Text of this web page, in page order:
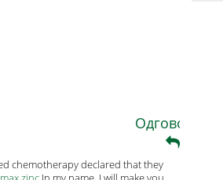
Одговори
chemotherapy declared that they